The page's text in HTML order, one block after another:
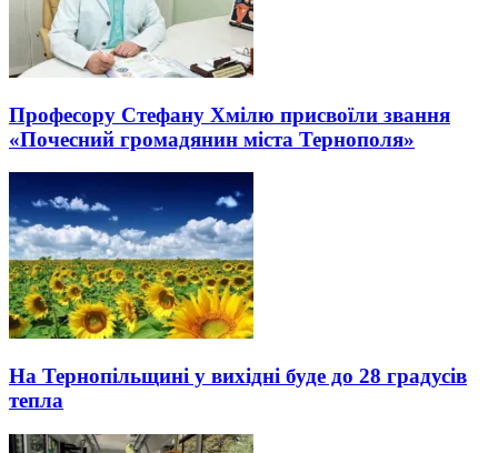
Професору Стефану Хмілю присвоїли звання
«Почесний громадянин міста Тернополя»
На Тернопільщині у вихідні буде до 28 градусів
тепла